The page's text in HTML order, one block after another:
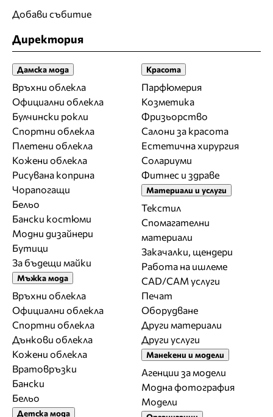
Добави събитие
Директория
Дамска мода
Връхни облекла
Официални облекла
Булчински рокли
Спортни облекла
Плетени облекла
Кожени облекла
Рисувана коприна
Чорапогащи
Бельо
Бански костюми
Модни дизайнери
Бутици
За бъдещи майки
Мъжка мода
Връхни облекла
Официални облекла
Спортни облекла
Дънкови облекла
Кожени облекла
Вратовръзки
Бански
Бельо
Детска мода
Красота
Парфюмерия
Козметика
Фризьорство
Салони за красота
Естетична хирургия
Солариуми
Фитнес и здраве
Материали и услуги
Текстил
Спомагателни
материали
Закачалки, щендери
Работа на ишлеме
CAD/CAM услуги
Печат
Оборудване
Други материали
Други услуги
Манекени и модели
Агенции за модели
Модна фотография
Модели